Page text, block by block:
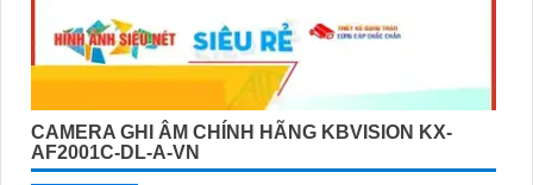
CAMERA GHI ÂM CHÍNH HÃNG KBVISION KX-
AF2001C-DL-A-VN